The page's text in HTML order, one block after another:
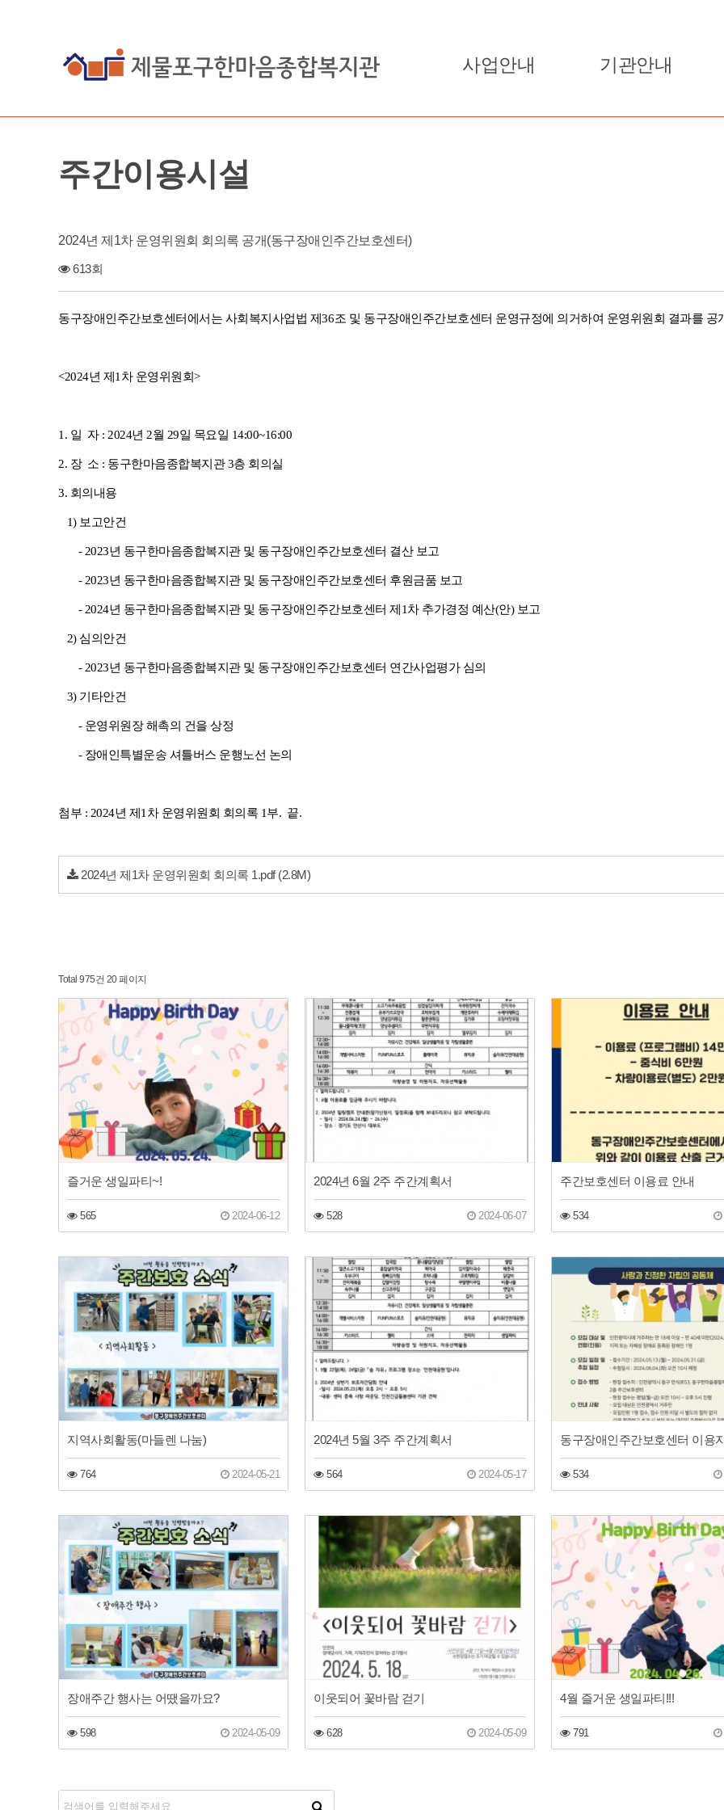
사업안내 기관안내
주간이용시설
2024년 제1차 운영위원회 회의록 공개(동구장애인주간보호센터)
613회
동구장애인주간보호센터에서는 사회복지사업법 제 36조 및 동구장애인주간보호센터 운영규정에 의거하여 운영위 원회 결과를 공
<2024년 제1차 운영위원회>
1. 일 자 : 2024년 2월 29일 목요일 14:00~16:00
2. 장 소 : 동구한마음종합복지관 3층 회의실
3. 회의내용
1) 보고안건
- 2023년 동구한마음종합복지관 및 동구장애인주간보호센터 결산 보고
- 2023년 동구한마음종합복지관 및 동구장애인주간보호센터 후원금품 보고
- 2024년 동구한마음종합복지관 및 동구장애인주간보호센터 제1차 추가경정 예산(안) 보고
2)심의안건
- 2023년 동구한마음종합복지관 및 동구장애인주간보호센터 연간사업평가 심의
3)기타안건
-운영위원장 해촉의 건을 상정
- 장애인특별운송 셔틀버스 운행노선 논의
첨부 : 2024년 제1차 운영위원회 회의록 1부. 끝.
2024년 제1차 운영위원회 회의록 1.pdf(2.8M)
Total 975건 20 페이지
즐거운 생일파티~!
565 2024-06-12
2024년 6월 2주 주간계획서
528 2024-06-07
주간보호센터 이용료 안내
534
지역사회활동(마들렌 나눔)
764 2024-05-21
2024년 5월 3주 주간계획서
564 2024-05-17 534
장애주간 행사는 어땠을까요?
598 2024-05-09
이웃되어 꽃바람 걷기
628 2024-05-09
4월 즐거운 생일파티!!!
791